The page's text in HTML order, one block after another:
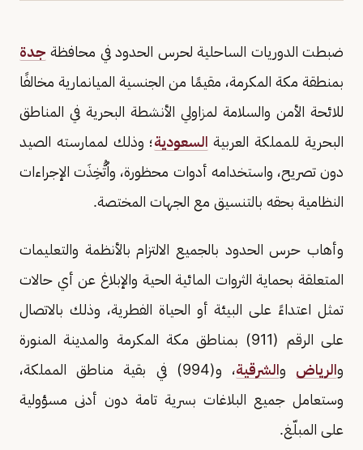
ضبطت الدوريات الساحلية لحرس الحدود في محافظة جدة
بمنطقة مكة المكرمة، مقيمًا من الجنسية الميانمارية مخالفًا
للائحة الأمن والسلامة لمزاولي الأنشطة البحرية في المناطق
البحرية للمملكة العربية السعودية؛ وذلك لممارسته الصيد
دون تصريح، واستخدامه أدوات محظورة، واُتُّخِذَت الإجراءات
النظامية بحقه بالتنسيق مع الجهات المختصة.
وأهاب حرس الحدود بالجميع الالتزام بالأنظمة والتعليمات
المتعلقة بحماية الثروات المائية الحية والإبلاغ عن أي حالات
تمثل اعتداءً على البيئة أو الحياة الفطرية، وذلك بالاتصال
على الرقم (911) بمناطق مكة المكرمة والمدينة المنورة
والرياض والشرقية
، و(994) في بقية مناطق المملكة،
وستعامل جميع البلاغات بسرية تامة دون أدنى مسؤولية
على المبلّغ.